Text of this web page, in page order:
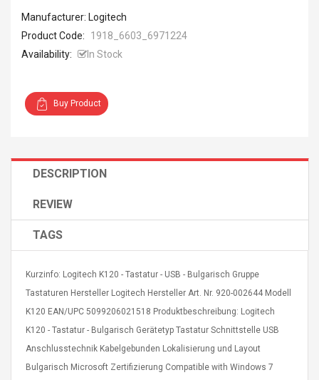
Manufacturer: Logitech
Product Code:
1918_6603_6971224
Availability:
In Stock
Buy Product
DESCRIPTION
REVIEW
TAGS
Kurzinfo: Logitech K120 - Tastatur - USB - Bulgarisch Gruppe
Tastaturen Hersteller Logitech Hersteller Art. Nr. 920-002644 Modell
K120 EAN/UPC 5099206021518 Produktbeschreibung: Logitech
K120 - Tastatur - Bulgarisch Gerätetyp Tastatur Schnittstelle USB
Anschlusstechnik Kabelgebunden Lokalisierung und Layout
Bulgarisch Microsoft Zertifizierung Compatible with Windows 7